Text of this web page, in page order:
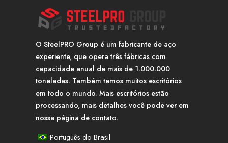
O SteelPRO Group é um fabricante de aço
experiente, que opera três fábricas com
capacidade anual de mais de 1.000.000
toneladas. Também temos muitos escritórios
em todo o mundo. Mais escritórios estão
processando, mais detalhes você pode ver em
nossa página de contato.
Português do Brasil